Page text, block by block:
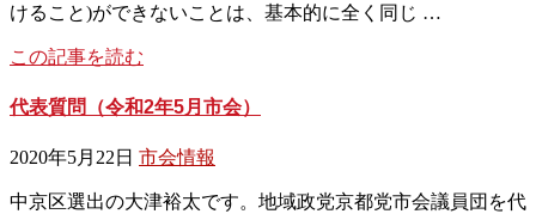
けること)ができないことは、基本的に全く同じ …
この記事を読む
代表質問（令和2年5月市会）
2020年5月22日 市会情報
中京区選出の大津裕太です。地域政党京都党市会議員団を代